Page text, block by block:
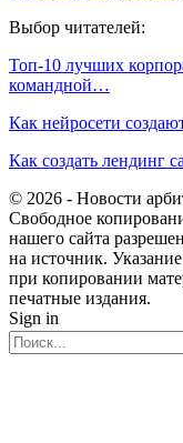
Выбор читателей:
Топ-10 лучших
командной…
Как нейросети
Как создать лендинг
© 2026 - Новости
Свободное
нашего сайта
на источник.
при копировании
печатные издания.
Sign in